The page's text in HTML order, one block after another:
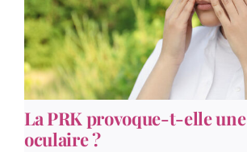
La PRK provoque-t-elle une
oculaire ?